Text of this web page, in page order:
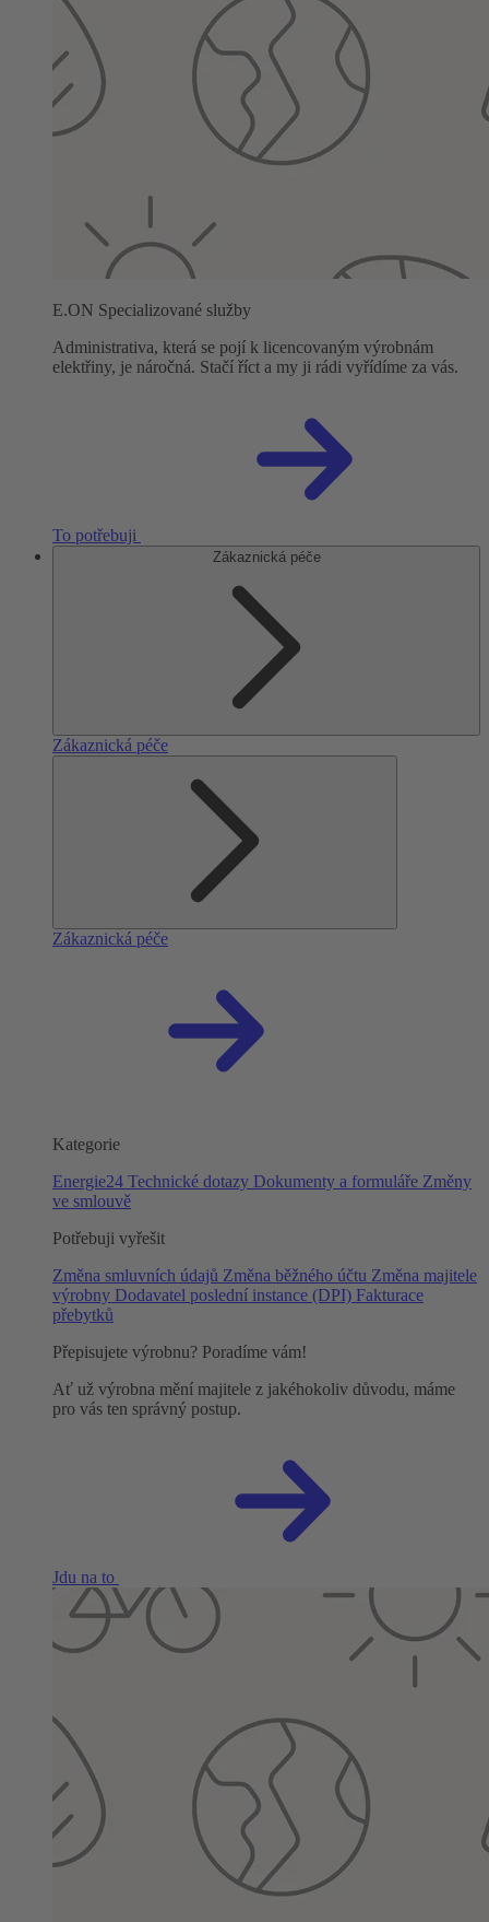
E.ON Specializované služby
Administrativa, která se pojí k licencovaným výrobnám
elektřiny, je náročná. Stačí říct a my ji rádi vyřídíme za vás.
To potřebuji
Zákaznická péče
Zákaznická péče
Zákaznická péče
Kategorie
Energie24 Technické dotazy Dokumenty a formuláře Změny
ve smlouvě
Potřebuji vyřešit
Změna smluvních údajů Změna běžného účtu Změna majitele
výrobny Dodavatel poslední instance (DPI) Fakturace
přebytků
Přepisujete výrobnu? Poradíme vám!
Ať už výrobna mění majitele z jakéhokoliv důvodu, máme
pro vás ten správný postup.
Jdu na to